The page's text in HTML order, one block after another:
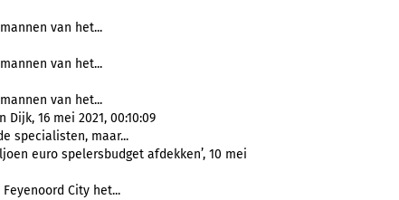
van het...
van het...
van het...
16 mei 2021, 00:10:09
specialisten, maar...
euro spelersbudget afdekken’, 10 mei
City het...